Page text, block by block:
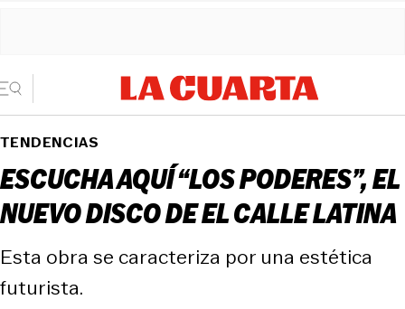
TENDENCIAS
ESCUCHA AQUÍ “LOS PODERES”, EL
NUEVO DISCO DE EL CALLE LATINA
Esta obra se caracteriza por una estética
futurista.